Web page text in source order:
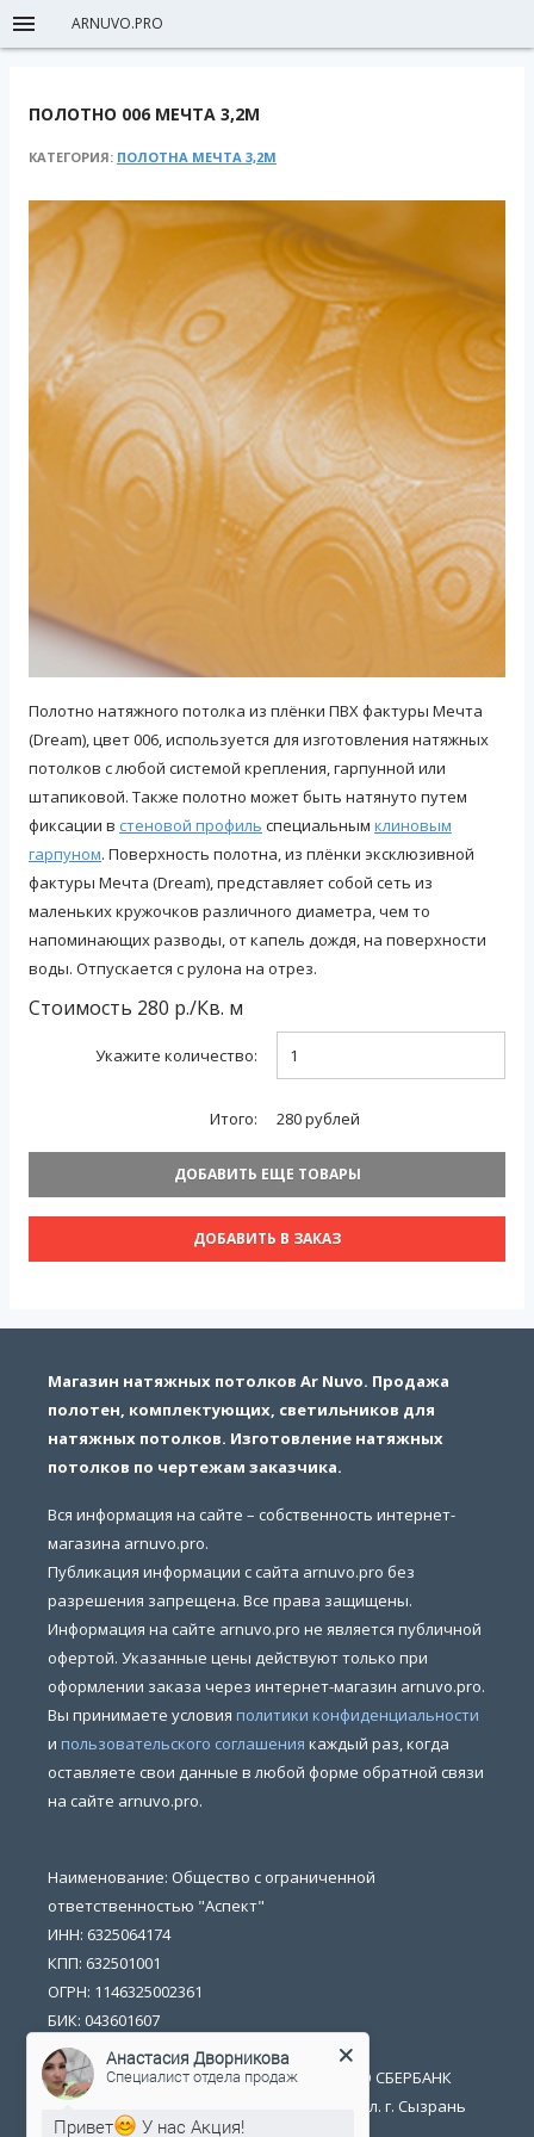
ARNUVO.PRO
ПОЛОТНО 006 МЕЧТА 3,2М
КАТЕГОРИЯ: ПОЛОТНА МЕЧТА 3,2М
Полотно натяжного потолка из плёнки ПВХ фактуры Мечта
(Dream), цвет 006, используется для изготовления натяжных
потолков с любой системой крепления, гарпунной или
штапиковой. Также полотно может быть натянуто путем
фиксации в стеновой профиль специальным клиновым
гарпуном. Поверхность полотна, из плёнки эксклюзивной
фактуры Мечта (Dream), представляет собой сеть из
маленьких кружочков различного диаметра, чем то
напоминающих разводы, от капель дождя, на поверхности
воды. Отпускается с рулона на отрез.
Стоимость 280 р./Кв. м
Укажите количество:
Итого: 280рублей
ДОБАВИТЬ ЕЩЕ ТОВАРЫ
ДОБАВИТЬ В ЗАКАЗ
Магазин натяжных потолков Ar Nuvo. Продажа
полотен, комплектующих, светильников для
натяжных потолков. Изготовление натяжных
потолков по чертежам заказчика.
Вся информация на сайте – собственность интернет-
магазина arnuvo.pro.
Публикация информации с сайта arnuvo.pro без
разрешения запрещена. Все права защищены.
Информация на сайте arnuvo.pro не является публичной
офертой. Указанные цены действуют только при
оформлении заказа через интернет-магазин arnuvo.pro.
Вы принимаете условия политики конфиденциальности
и пользовательского соглашения каждый раз, когда
оставляете свои данные в любой форме обратной связи
на сайте arnuvo.pro.
Наименование: Общество с ограниченной
ответственностью "Аспект"
ИНН: 6325064174
КПП: 632501001
ОГРН: 1146325002361
БИК: 043601607
р/счет: 40702810054400014702
Банк получателя: ПОВОЛЖСКИЙ БАНК ПАО СБЕРБАНК
Юридический адрес: 446026 Самарская обл. г. Сызрань
Анастасия Дворникова
Специалист отдела продаж
Привет У нас Акция!